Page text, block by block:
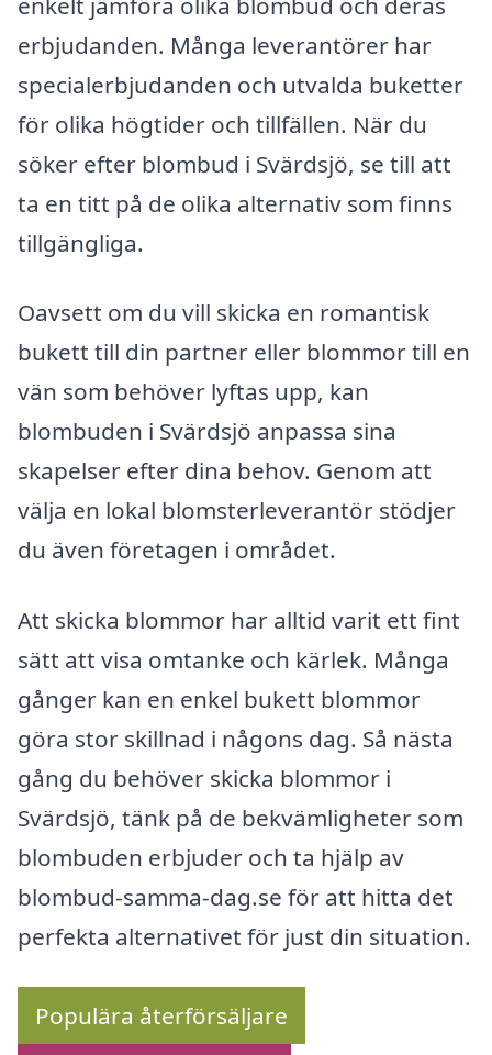
erbjudanden. Många leverantörer har
specialerbjudanden och utvalda buketter
för olika högtider och tillfällen. När du
söker efter blombud i Svärdsjö, se till att
ta en titt på de olika alternativ som finns
tillgängliga.
Oavsett om du vill skicka en romantisk
bukett till din partner eller blommor till en
vän som behöver lyftas upp, kan
blombuden i Svärdsjö anpassa sina
skapelser efter dina behov. Genom att
välja en lokal blomsterleverantör stödjer
du även företagen i området.
Att skicka blommor har alltid varit ett fint
sätt att visa omtanke och kärlek. Många
gånger kan en enkel bukett blommor
göra stor skillnad i någons dag. Så nästa
gång du behöver skicka blommor i
Svärdsjö, tänk på de bekvämligheter som
blombuden erbjuder och ta hjälp av
blombud-samma-dag.se för att hitta det
perfekta alternativet för just din situation.
Populära återförsäljare